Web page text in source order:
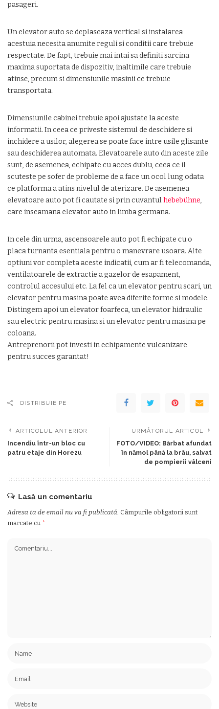
pasageri.
Un elevator auto se deplaseaza vertical si instalarea
acestuia necesita anumite reguli si conditii care trebuie
respectate. De fapt, trebuie mai intai sa definiti sarcina
maxima suportata de dispozitiv, inaltimile care trebuie
atinse, precum si dimensiunile masinii ce trebuie
transportata.
Dimensiunile cabinei trebuie apoi ajustate la aceste
informatii. In ceea ce priveste sistemul de deschidere si
inchidere a usilor, alegerea se poate face intre usile glisante
sau deschiderea automata. Elevatoarele auto din aceste zile
sunt, de asemenea, echipate cu acces dublu, ceea ce il
scuteste pe sofer de probleme de a face un ocol lung odata
ce platforma a atins nivelul de aterizare. De asemenea
elevatoare auto pot fi cautate si prin cuvantul hebebühne,
care inseamana elevator auto in limba germana.
In cele din urma, ascensoarele auto pot fi echipate cu o
placa turnanta esentiala pentru o manevrare usoara. Alte
optiuni vor completa aceste indicatii, cum ar fi telecomanda,
ventilatoarele de extractie a gazelor de esapament,
controlul accesului etc. La fel ca un elevator pentru scari, un
elevator pentru masina poate avea diferite forme si modele.
Distingem apoi un elevator foarfeca, un elevator hidraulic
sau electric pentru masina si un elevator pentru masina pe
coloana.
Antreprenorii pot investi in echipamente vulcanizare
pentru succes garantat!
DISTRIBUIE PE
ARTICOLUL ANTERIOR
Incendiu într-un bloc cu
patru etaje din Horezu
URMĂTORUL ARTICOL
FOTO/VIDEO: Bărbat afundat
în nămol până la brâu, salvat
de pompierii vâlceni
Lasă un comentariu
Adresa ta de email nu va fi publicată. Câmpurile obligatorii sunt
marcate cu *